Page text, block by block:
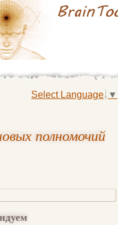
Select Language ▼
полномочий